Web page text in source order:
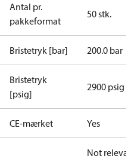
Antal pr.
pakkeformat
50 stk.
Bristetryk [bar] 200.0 bar
Bristetryk
[psig]
2900 psig
CE-mærket Yes
Not relevant